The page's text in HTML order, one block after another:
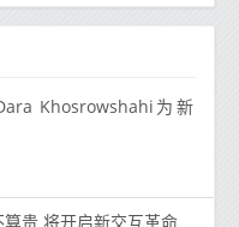
Khosrowshahi为新
贵 将开启新交互革命